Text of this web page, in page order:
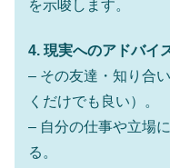
を示唆します。
4. 現実へのアドバイ
– その友達・知り合
くだけでも良い）。
– 自分の仕事や立場
る。